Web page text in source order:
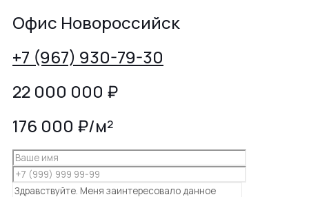
Офис Новороссийск
+7 (967) 930-79-30
22 000 000 ₽
176 000 ₽/м²